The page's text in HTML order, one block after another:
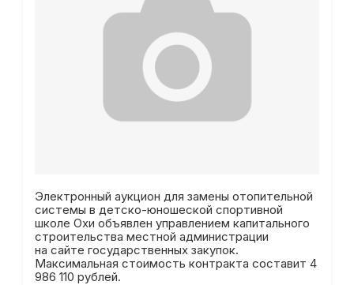
Электронный аукцион для замены отопительной
системы в детско-юношеской спортивной
школе Охи объявлен управлением капитального
строительства местной администрации
на сайте государственных закупок.
Максимальная стоимость контракта составит 4
986 110 рублей.